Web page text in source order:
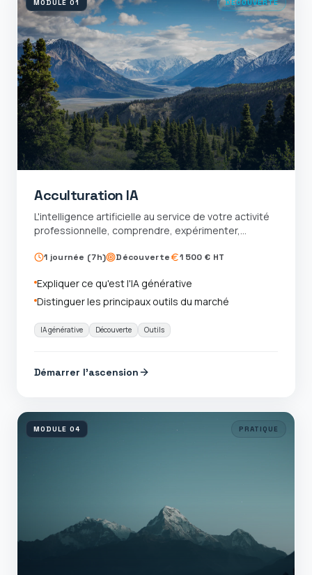
MODULE 01 DÉCOUVERTE
Acculturation IA
L'intelligence artificielle au service de votre activité
professionnelle, comprendre, expérimenter,
1 journée (7h) Découverte 1 500 € HT
Expliquer ce qu'est l'IA générative
Distinguer les principaux outils du marché
IA générative Découverte Outils
Démarrer l'ascension
MODULE 04 PRATIQUE